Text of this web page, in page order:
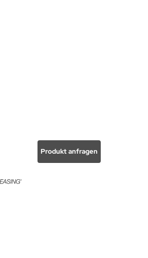
Produkt anfragen